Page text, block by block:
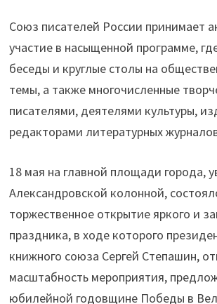
Союз писателей России принимает
участие в насыщенной программе,
беседы и круглые столы на
темы, а также многочисленные
писателями, деятелями культуры,
редакторами литературных
18 мая на главной площади города,
Александровской колонной,
торжественное открытие яркого и
праздника, в ходе которого
книжного союза Сергей Степашин,
масштабность мероприятия,
юбилейной годовщине Победы в